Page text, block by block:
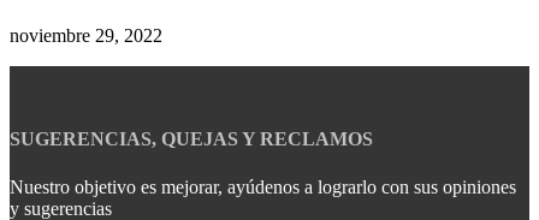
noviembre 29, 2022
SUGERENCIAS, QUEJAS Y RECLAMOS
Nuestro objetivo es mejorar, ayúdenos a lograrlo con sus opiniones
y sugerencias